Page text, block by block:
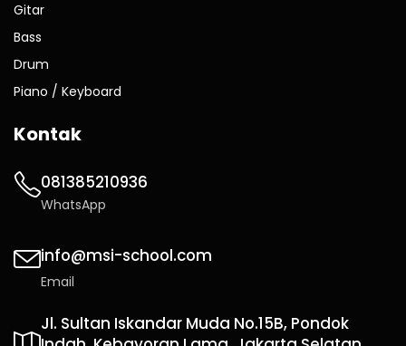
Gitar
Bass
Drum
Piano / Keyboard
Kontak
081385210936
WhatsApp
info@msi-school.com
Email
Jl. Sultan Iskandar Muda No.15B, Pondok